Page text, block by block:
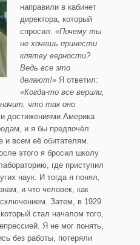
направили в кабинет
директора, который
спросил: «Почему ты
не хочешь принести
клятву верности?
Ведь все это
делают!» Я ответил:
«Когда-то все верили,
что так оно
достижениями Америка
и я бы предпочёл
и всем её обитателям.
этого я бросил школу
где приступил
наук. И тогда я понял,
и что человек, как
Затем, в 1929
стал началом того,
Я не мог понять,
без работы, потеряли